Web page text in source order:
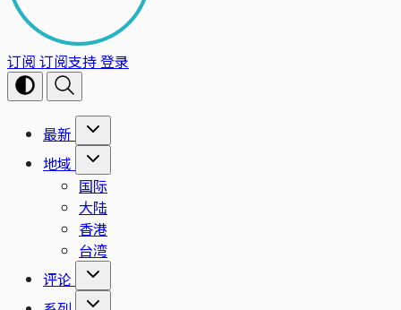
订阅 订阅支持登录
最新
地域
国际
大陆
香港
台湾
评论